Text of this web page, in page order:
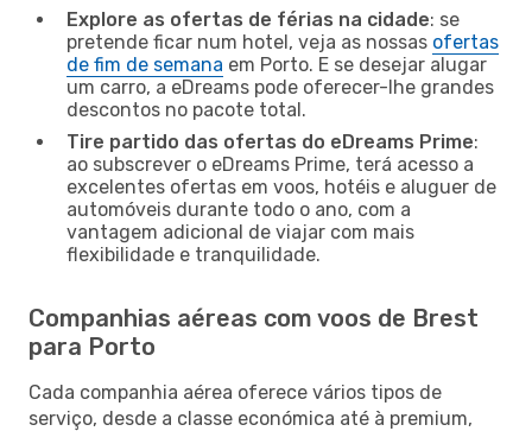
Explore as ofertas de férias na cidade: se
pretende ficar num hotel, veja as nossas ofertas
de fim de semana em Porto. E se desejar alugar
um carro, a eDreams pode oferecer-lhe grandes
descontos no pacote total.
Tire partido das ofertas do eDreams Prime:
ao subscrever o eDreams Prime, terá acesso a
excelentes ofertas em voos, hotéis e aluguer de
automóveis durante todo o ano, com a
vantagem adicional de viajar com mais
flexibilidade e tranquilidade.
Companhias aéreas com voos de Brest
para Porto
Cada companhia aérea oferece vários tipos de
serviço, desde a classe económica até à premium,